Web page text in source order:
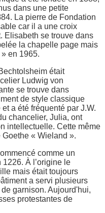
dans une petite
La pierre de Fondation
car il a une croix
Elisabeth se trouve dans
la chapelle page mais
en 1965.
était
Ludwig von
se trouve dans
de style classique
a été fréquenté par J.W.
chancelier, Julia, ont
intellectuelle. Cette même
« Wieland ».
comme un
À l’origine le
mais était toujours
a servi plusieurs
garnison. Aujourd'hui,
protestantes de